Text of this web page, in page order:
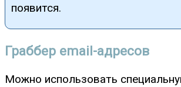
появится.
Граббер email-адресов
Можно использовать